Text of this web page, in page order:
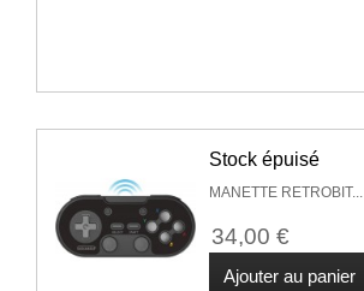
Stock épuisé
MANETTE RETROBIT...
34,00 €
Ajouter au panier